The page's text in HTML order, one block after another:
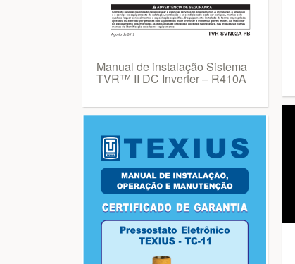
Manual de instalação Sistema
TVR™ II DC Inverter – R410A